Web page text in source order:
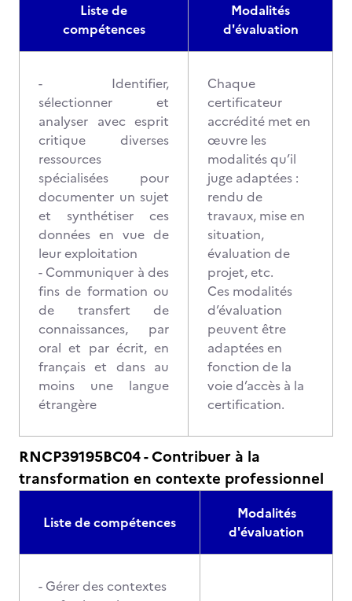
Liste de
compétences
Modalités
d'évaluation
- Identifier,
sélectionner et
analyser avec esprit
critique diverses
ressources
spécialisées pour
documenter un sujet
et synthétiser ces
données en vue de
leur exploitation
- Communiquer à des
fins de formation ou
de transfert de
connaissances, par
oral et par écrit, en
français et dans au
moins une langue
étrangère
Chaque
certificateur
accrédité met en
œuvre les
modalités qu’il
juge adaptées :
rendu de
travaux, mise en
situation,
évaluation de
projet, etc.
Ces modalités
d’évaluation
peuvent être
adaptées en
fonction de la
voie d’accès à la
certification.
RNCP39195BC04 - Contribuer à la
transformation en contexte professionnel
Liste de compétences
Modalités
d'évaluation
- Gérer des contextes